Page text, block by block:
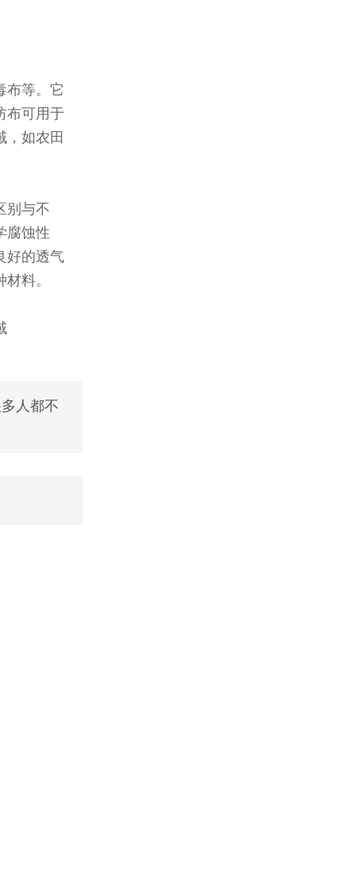
布等。它
布可用于
，如农田
别与不
腐蚀性
好的透气
料。
人都不